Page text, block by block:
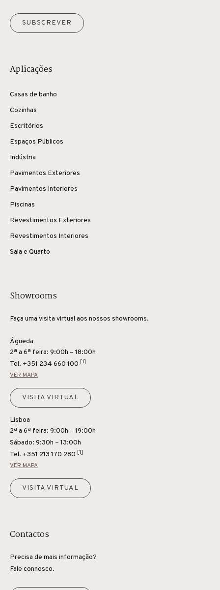
SUBSCREVER
Aplicações
Casas de banho
Cozinhas
Escritórios
Espaços Públicos
Indústria
Pavimentos Exteriores
Pavimentos Interiores
Piscinas
Revestimentos Exteriores
Revestimentos Interiores
Sala e Quarto
Showrooms
Faça uma visita virtual aos nossos showrooms.
Águeda
2ª a 6ª feira: 9:00h – 18:00h
Tel. +351 234 660 100 [1]
VER MAPA
VISITA VIRTUAL
Lisboa
2ª a 6ª feira: 9:00h – 19:00h
Sábado: 9:30h – 13:00h
Tel. +351 213 170 280 [1]
VER MAPA
VISITA VIRTUAL
Contactos
Precisa de mais informação?
Fale connosco.